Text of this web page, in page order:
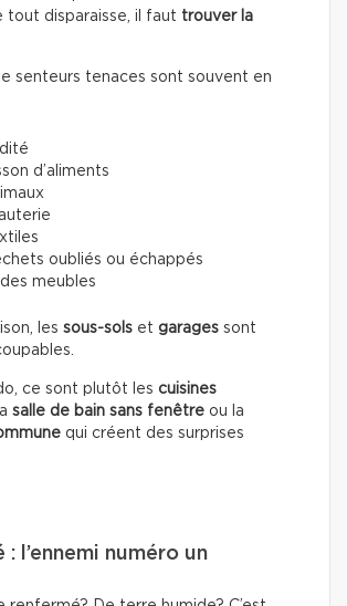
tout disparaisse, il faut trouver la
senteurs tenaces sont souvent en
d’aliments
oubliés ou échappés
meubles
les sous-sols et garages sont
ce sont plutôt les cuisines
salle de bain sans fenêtre ou la
qui créent des surprises
: l’ennemi numéro un